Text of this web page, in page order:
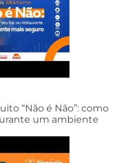
“Não é Não”: como
um ambiente